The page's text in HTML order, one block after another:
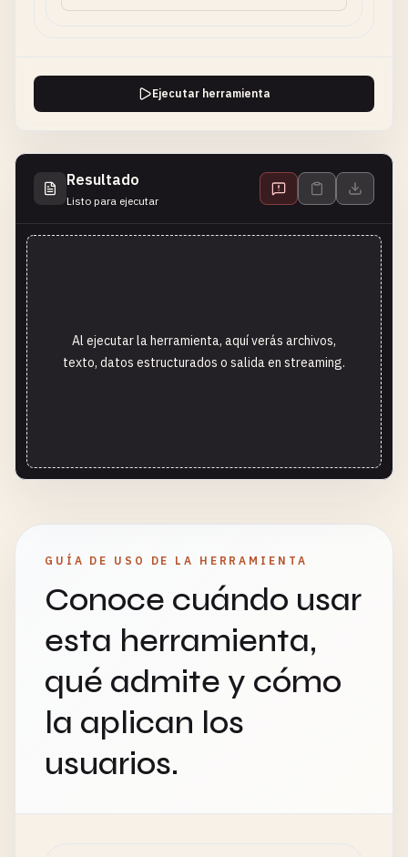
Ejecutar herramienta
Resultado
Listo para ejecutar
Al ejecutar la herramienta, aquí verás archivos,
texto, datos estructurados o salida en streaming.
GUÍA DE USO DE LA HERRAMIENTA
Conoce cuándo usar
esta herramienta,
qué admite y cómo
la aplican los
usuarios.